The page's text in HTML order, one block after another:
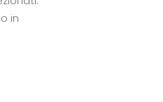
in